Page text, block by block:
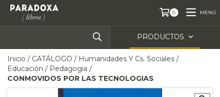
0 MENÚ
PRODUCTOS
Inicio / CATÁLOGO / Humanidades Y Cs. Sociales /
Educación / Pedagogia /
CONMOVIDOS POR LAS TECNOLOGIAS